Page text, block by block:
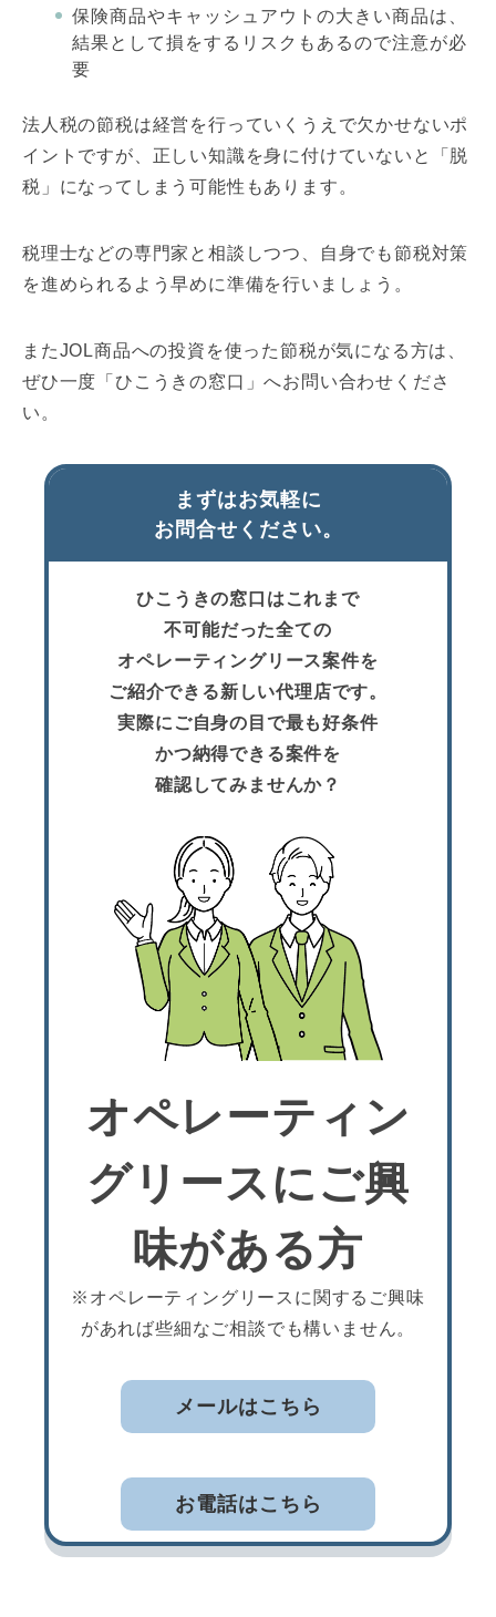
保険商品やキャッシュアウトの大きい商品は、
結果として損をするリスクもあるので注意が必
要
法人税の節税は経営を行っていくうえで欠かせないポ
イントですが、正しい知識を身に付けていないと「脱
税」になってしまう可能性もあります。
税理士などの専門家と相談しつつ、自身でも節税対策
を進められるよう早めに準備を行いましょう。
またJOL商品への投資を使った節税が気になる方は、
ぜひ一度「ひこうきの窓口」へお問い合わせくださ
い。
まずはお気軽に
お問合せください。
ひこうきの窓口はこれまで
不可能だった全ての
オペレーティングリース案件を
ご紹介できる新しい代理店です。
実際にご自身の目で最も好条件
かつ納得できる案件を
確認してみませんか？
オペレーティン
グリースにご興
味がある方
※オペレーティングリースに関するご興味
があれば些細なご相談でも構いません。
メールはこちら
お電話はこちら